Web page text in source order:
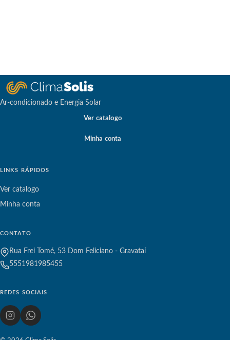
Ar-condicionado e Energia Solar
Ver catalogo
Minha conta
LINKS RÁPIDOS
Ver catalogo
Minha conta
CONTATO
Rua Frei Tomé, 53 Dom Feliciano - Gravataí
5551981985455
REDES SOCIAIS